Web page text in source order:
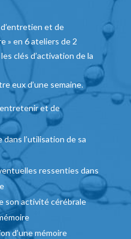
et de
» en 6 ateliers de 2
clés d’activation de la
eux d’une semaine.
et de
l’utilisation de sa
ressenties dans
son activité cérébrale
d’une mémoire